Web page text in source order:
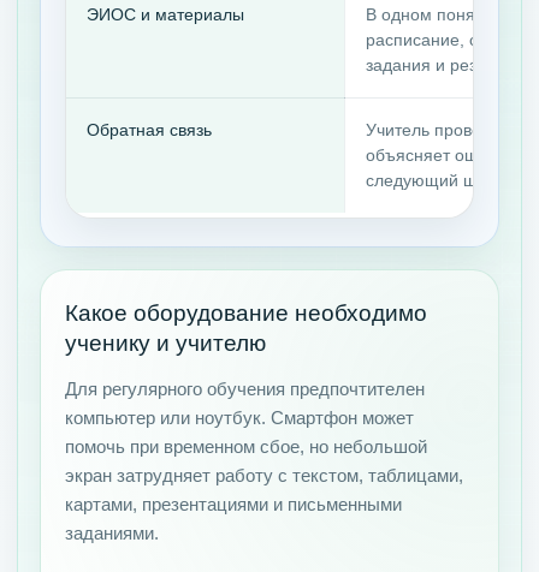
ЭИОС и материалы
В одном понятном
расписание, ссылки,
задания и
Обратная связь
Учитель проверяет
объясняет ошибку и
следующий шаг.
Какое оборудование необходимо
ученику и учителю
Для регулярного обучения предпочтителен
компьютер или ноутбук. Смартфон может
помочь при временном сбое, но небольшой
экран затрудняет работу с текстом, таблицами,
картами, презентациями и письменными
заданиями.